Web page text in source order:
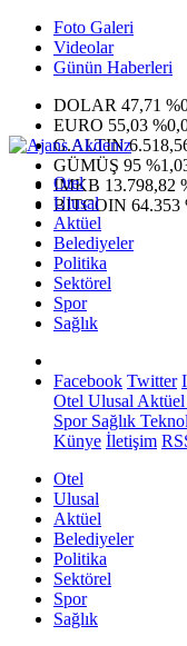
Foto Galeri
Videolar
Günün Haberleri
DOLAR 47,71
EURO 55,03
G.ALTIN
GÜMÜŞ 95
IMKB 13.798,82
BITCOIN 64.353
Otel
Ulusal
Aktüel
Belediyeler
Politika
Sektörel
Spor
Sağlık
Facebook Twitter
Otel Ulusal Aktüel
SporSağlık
Künye İletişim
Otel
Ulusal
Aktüel
Belediyeler
Politika
Sektörel
Spor
Sağlık